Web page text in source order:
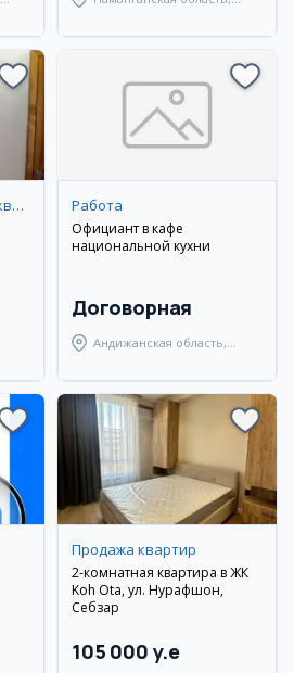
Долгосрочная аренда квартир Работа
Официант в кафе
национальной кухни
Договорная
Андижанская область,
Продажа квартир
2-комнатная квартира в ЖК
Koh Ota, ул. Нурафшон,
Себзар
105 000 y.e